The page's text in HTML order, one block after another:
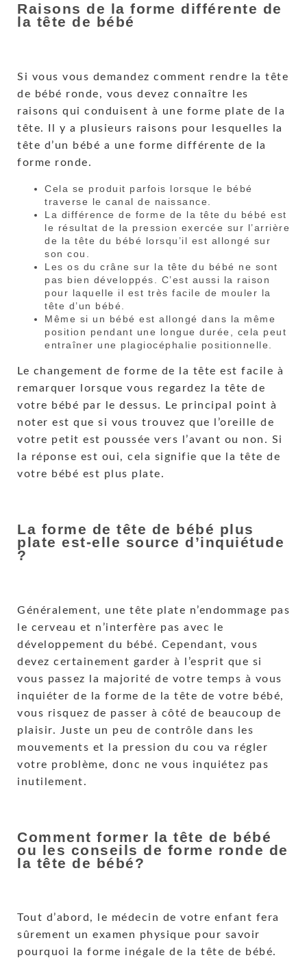
Raisons de la forme différente de
la tête de bébé
Si vous vous demandez comment rendre la tête
de bébé ronde, vous devez connaître les
raisons qui conduisent à une forme plate de la
tête. Il y a plusieurs raisons pour lesquelles la
tête d’un bébé a une forme différente de la
forme ronde.
Cela se produit parfois lorsque le bébé
traverse le canal de naissance.
La différence de forme de la tête du bébé est
le résultat de la pression exercée sur l’arrière
de la tête du bébé lorsqu’il est allongé sur
son cou.
Les os du crâne sur la tête du bébé ne sont
pas bien développés. C’est aussi la raison
pour laquelle il est très facile de mouler la
tête d’un bébé.
Même si un bébé est allongé dans la même
position pendant une longue durée, cela peut
entraîner une plagiocéphalie positionnelle.
Le changement de forme de la tête est facile à
remarquer lorsque vous regardez la tête de
votre bébé par le dessus. Le principal point à
noter est que si vous trouvez que l’oreille de
votre petit est poussée vers l’avant ou non. Si
la réponse est oui, cela signifie que la tête de
votre bébé est plus plate.
La forme de tête de bébé plus
plate est-elle source d’inquiétude
?
Généralement, une tête plate n’endommage pas
le cerveau et n’interfère pas avec le
développement du bébé. Cependant, vous
devez certainement garder à l’esprit que si
vous passez la majorité de votre temps à vous
inquiéter de la forme de la tête de votre bébé,
vous risquez de passer à côté de beaucoup de
plaisir. Juste un peu de contrôle dans les
mouvements et la pression du cou va régler
votre problème, donc ne vous inquiétez pas
inutilement.
Comment former la tête de bébé
ou les conseils de forme ronde de
la tête de bébé?
Tout d’abord, le médecin de votre enfant fera
sûrement un examen physique pour savoir
pourquoi la forme inégale de la tête de bébé.